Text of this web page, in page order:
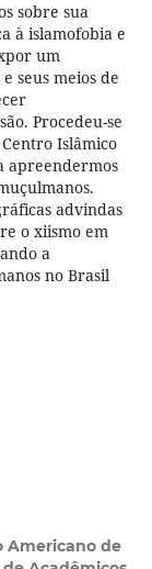
sobre sua
à islamofobia e
um
seus meios de
Procedeu-se
Islâmico
apreendermos
advindas
o xiismo em
a
no Brasil
Americano de